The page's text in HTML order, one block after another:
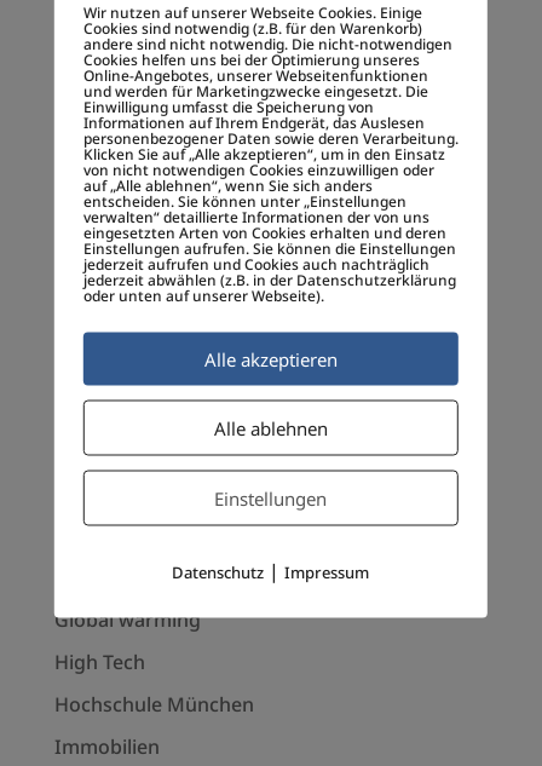
Decentralized society
Dezentralen Gesellschaft
Digitale Empathie
Digitale Gesellschaft
Disruption
Dr. Charles Savage
Dr. Klaus Sailer
Erderwärmung
EUROPA
Geschäftsmodell-Innovation
Gesellschaftliche InnovaTIONEN
Global warming
High Tech
Hochschule München
Immobilien
Wir nutzen auf unserer Webseite Cookies. Einige
Cookies sind notwendig (z.B. für den Warenkorb)
andere sind nicht notwendig. Die nicht-notwendigen
Cookies helfen uns bei der Optimierung unseres
Online-Angebotes, unserer Webseitenfunktionen
und werden für Marketingzwecke eingesetzt. Die
Einwilligung umfasst die Speicherung von
Informationen auf Ihrem Endgerät, das Auslesen
personenbezogener Daten sowie deren Verarbeitung.
Klicken Sie auf „Alle akzeptieren“, um in den Einsatz
von nicht notwendigen Cookies einzuwilligen oder
auf „Alle ablehnen“, wenn Sie sich anders
entscheiden. Sie können unter „Einstellungen
verwalten“ detaillierte Informationen der von uns
eingesetzten Arten von Cookies erhalten und deren
Einstellungen aufrufen. Sie können die Einstellungen
jederzeit aufrufen und Cookies auch nachträglich
jederzeit abwählen (z.B. in der Datenschutzerklärung
oder unten auf unserer Webseite).
Alle akzeptieren
Alle ablehnen
Einstellungen
Datenschutz |Impressum